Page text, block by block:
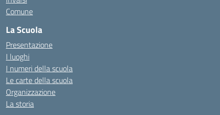
Comune
La Scuola
Presentazione
I luoghi
I numeri della scuola
Le carte della scuola
Organizzazione
La storia